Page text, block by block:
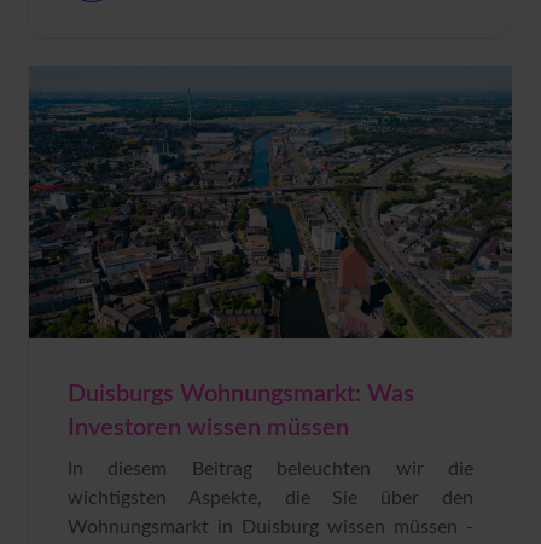
Duisburgs Wohnungsmarkt: Was
Investoren wissen müssen
In diesem Beitrag beleuchten wir die
wichtigsten Aspekte, die Sie über den
Wohnungsmarkt in Duisburg wissen müssen -